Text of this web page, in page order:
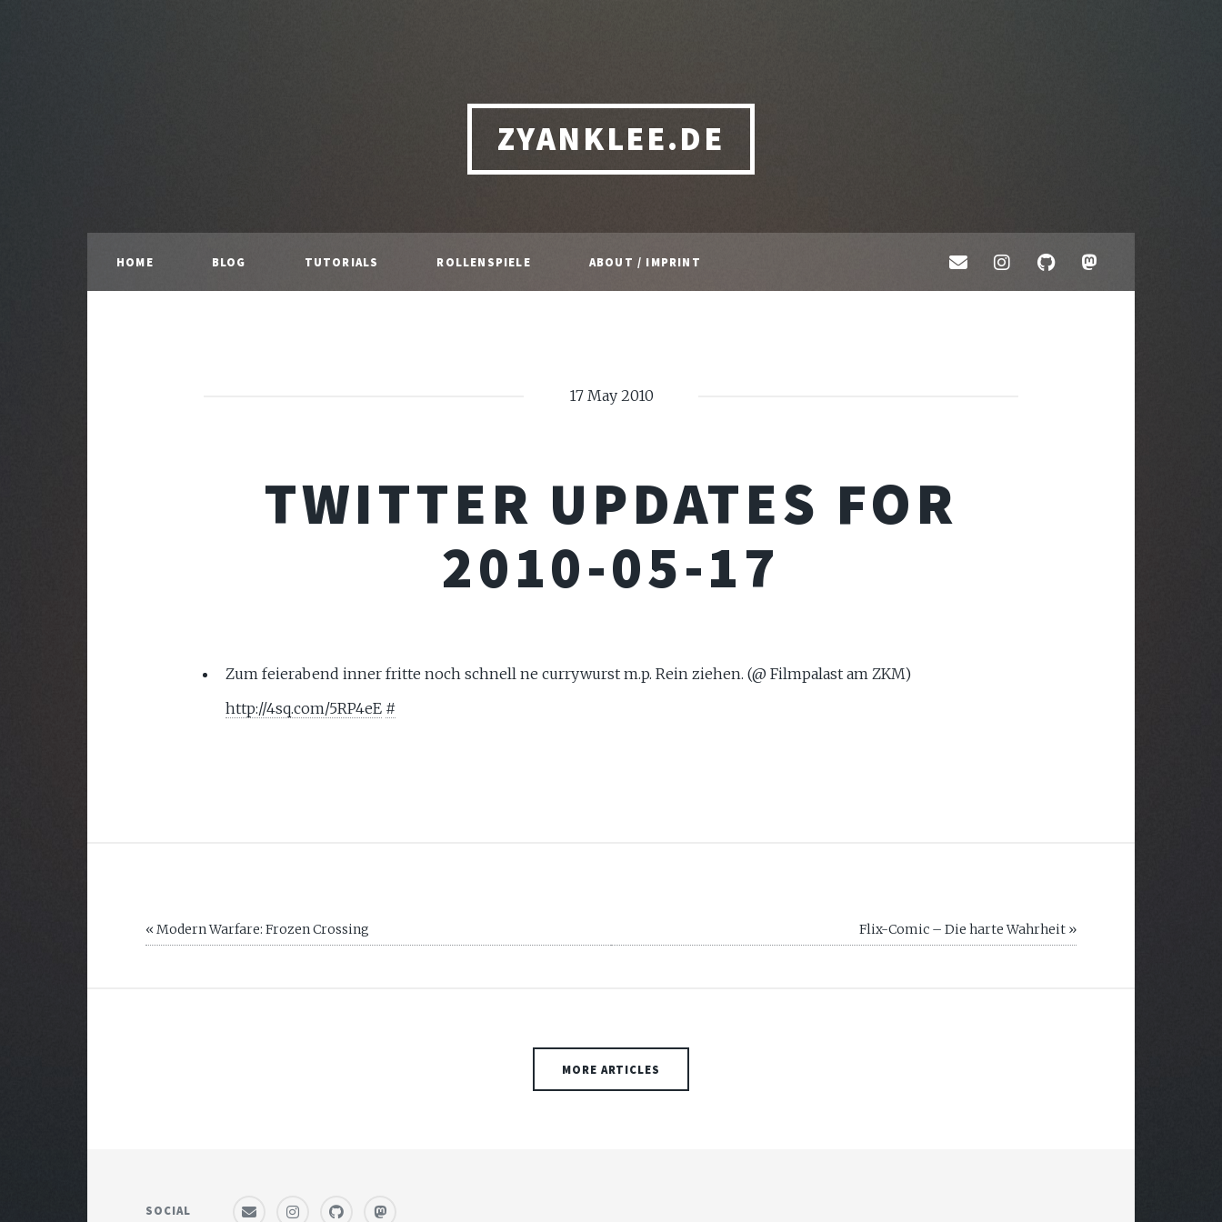
ZYANKLEE.DE
HOME BLOG TUTORIALS ROLLENSPIELE ABOUT / IMPRINT
17 May 2010
TWITTER UPDATES FOR
2010-05-17
Zum feierabend inner fritte noch schnell ne currywurst m.p. Rein ziehen. (@ Filmpalast am ZKM)
http://4sq.com/5RP4eE #
« Modern Warfare: Frozen Crossing Flix-Comic – Die harte Wahrheit »
MORE ARTICLES
SOCIAL